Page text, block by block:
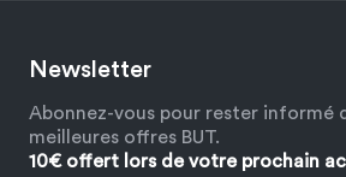
Newsletter
Abonnez-vous pour rester informé
meilleures offres BUT.
10€ offert lors de votre prochain